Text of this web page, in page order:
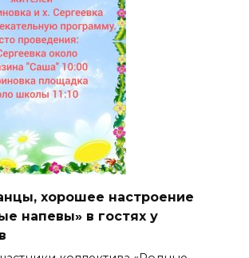
хорошее настроение
напевы» в гостях у